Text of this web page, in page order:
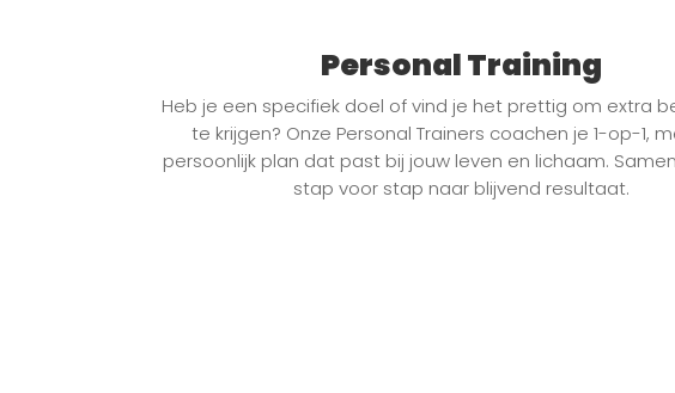
Personal Training
Heb je een specifiek doel of vind je het prettig om extra
te krijgen? Onze Personal Trainers coachen je 1-op-1,
persoonlijk plan dat past bij jouw leven en lichaam.
stap voor stap naar blijvend resultaat.